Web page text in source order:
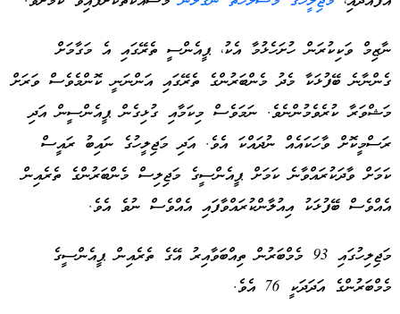
ނާޒިމް ވަކިކުރަން ހުށަހެޅުމާ އެކު، ޕީއެންސީ ތެރޭގައި އެ މަގާމަށް
ގެންނާނެ ބޭފުޅަކާ މެދު މެންބަރުންގެ ތެރޭގައި އަންނަނީ ކޮންމެވެސް ވަރަށް
މަޝްވަރާ ކުރެވެމުންނެވެ. ނަމަވެސް މިކަމާއި ގުޅިގެން ޕީއެންސީން އަދި
ރަސްމީކޮށް ވާހަކައެއް ނުދައްކަ އެވެ. އަދި މަޖިލީހުގެ ނައިބު ރައީސް
ކަމަށް ވާދަކުރައްވާނެ ކަމަށް ޕީއެންސީގެ މަޖިލިސް މެންބަރުންގެ ތެރެއިން
އެއްވެސް ބޭފުޅަކު އިއުލާންކުރައްވާފައި އެއްވެސް ނުވެ އެވެ.
މަޖިލިހުގައި 93 މެމްބަރުން ތިއްބަވާއިރު އޭގެ ތެރެއިން ޕީއެންސީގެ
މެމްބަރުންގެ އަދަދަކީ 76 އެވެ.